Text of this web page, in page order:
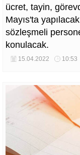
ücret, tayin,
Mayıs'ta
sözleşmeli
konulacak.
15.04.2022 10:53